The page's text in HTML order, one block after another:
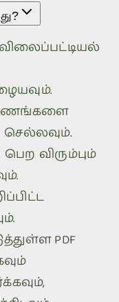
விரும்பும்
PDF